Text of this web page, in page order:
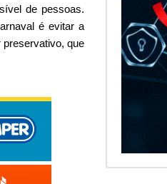
de pessoas.
é evitar a
que